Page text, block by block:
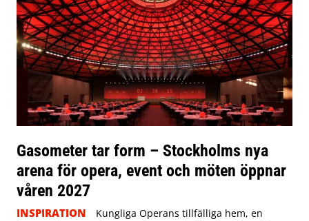
Gasometer tar form – Stockholms nya
arena för opera, event och möten öppnar
våren 2027
INSPIRATION
Kungliga Operans tillfälliga hem, en